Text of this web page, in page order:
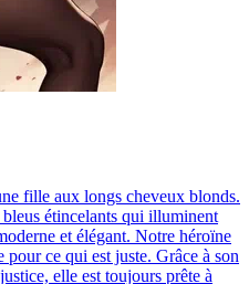
fille aux longs cheveux blonds.
étincelants qui illuminent
et élégant. Notre héroïne
pour ce qui est juste. Grâce à son
elle est toujours prête à